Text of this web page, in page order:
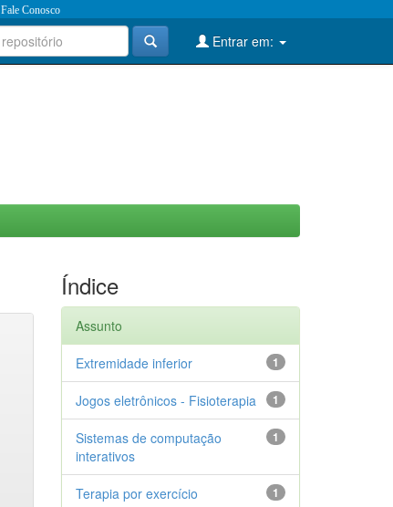
Fale Conosco
Entrar em:
Índice
Assunto
1
Extremidade inferior
1
Jogos eletrônicos - Fisioterapia
1
Sistemas de computação
interativos
1
Terapia por exercício